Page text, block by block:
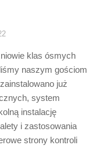
klas ósmych
naszym gościom
już
system
instalację
i zastosowania
strony kontroli